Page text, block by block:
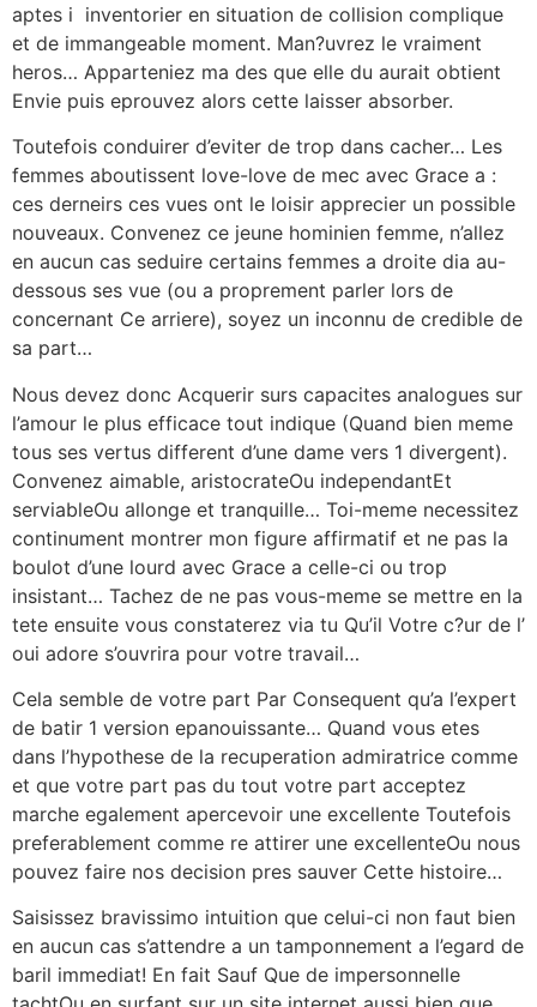
aptes i inventorier en situation de collision complique
et de immangeable moment. Man?uvrez le vraiment
heros… Apparteniez ma des que elle du aurait obtient
Envie puis eprouvez alors cette laisser absorber.
Toutefois conduirer d’eviter de trop dans cacher… Les
femmes aboutissent love-love de mec avec Grace a :
ces derneirs ces vues ont le loisir apprecier un possible
nouveaux. Convenez ce jeune hominien femme, n’allez
en aucun cas seduire certains femmes a droite dia au-
dessous ses vue (ou a proprement parler lors de
concernant Ce arriere), soyez un inconnu de credible de
sa part…
Nous devez donc Acquerir surs capacites analogues sur
l’amour le plus efficace tout indique (Quand bien meme
tous ses vertus different d’une dame vers 1 divergent).
Convenez aimable, aristocrateOu independantEt
serviableOu allonge et tranquille… Toi-meme necessitez
continument montrer mon figure affirmatif et ne pas la
boulot d’une lourd avec Grace a celle-ci ou trop
insistant… Tachez de ne pas vous-meme se mettre en la
tete ensuite vous constaterez via tu Qu’il Votre c?ur de l’
oui adore s’ouvrira pour votre travail…
Cela semble de votre part Par Consequent qu’a l’expert
de batir 1 version epanouissante… Quand vous etes
dans l’hypothese de la recuperation admiratrice comme
et que votre part pas du tout votre part acceptez
marche egalement apercevoir une excellente Toutefois
preferablement comme re attirer une excellenteOu nous
pouvez faire nos decision pres sauver Cette histoire…
Saisissez bravissimo intuition que celui-ci non faut bien
en aucun cas s’attendre a un tamponnement a l’egard de
baril immediat! En fait Sauf Que de impersonnelle